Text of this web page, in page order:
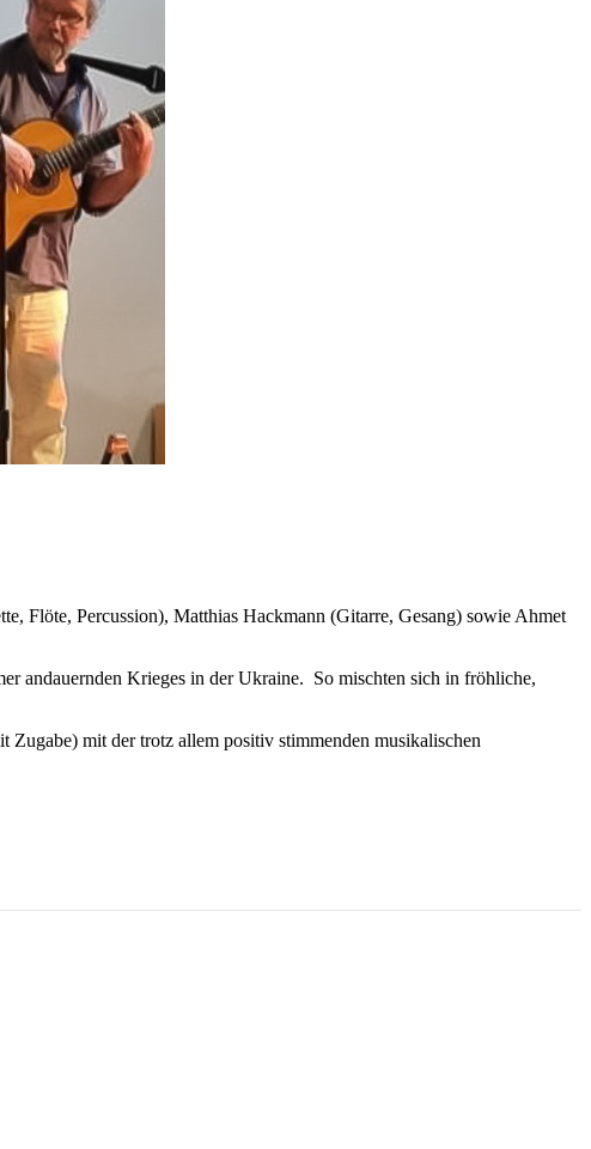
Flöte, Percussion), Matthias Hackmann (Gitarre, Gesang) sowie Ahmet
andauernden Krieges in der Ukraine. So mischten sich in fröhliche,
mit der trotz allem positiv stimmenden musikalischen